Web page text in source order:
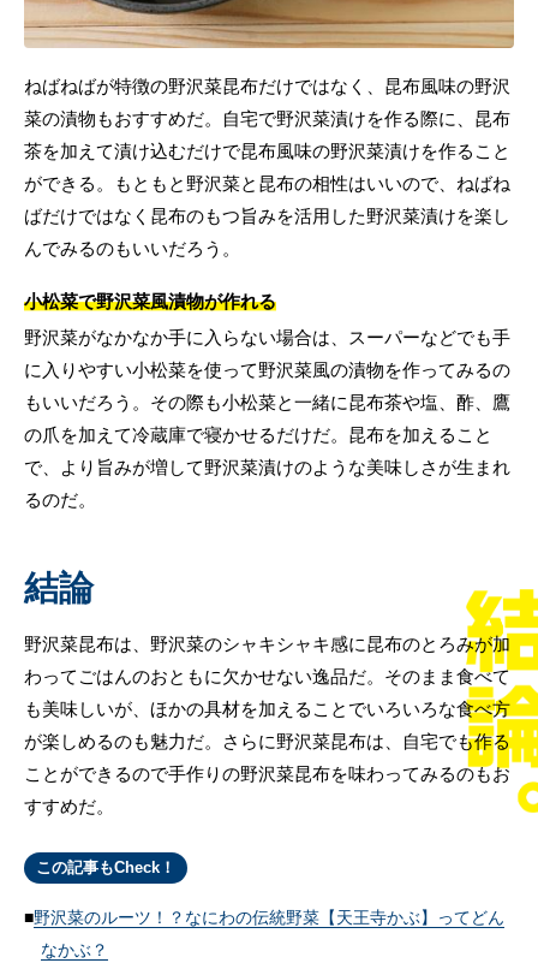
ねばねばが特徴の野沢菜昆布だけではなく、昆布風味の野沢
菜の漬物もおすすめだ。自宅で野沢菜漬けを作る際に、昆布
茶を加えて漬け込むだけで昆布風味の野沢菜漬けを作ること
ができる。もともと野沢菜と昆布の相性はいいので、ねばね
ばだけではなく昆布のもつ旨みを活用した野沢菜漬けを楽し
んでみるのもいいだろう。
小松菜で野沢菜風漬物が作れる
野沢菜がなかなか手に入らない場合は、スーパーなどでも手
に入りやすい小松菜を使って野沢菜風の漬物を作ってみるの
もいいだろう。その際も小松菜と一緒に昆布茶や塩、酢、鷹
の爪を加えて冷蔵庫で寝かせるだけだ。昆布を加えること
で、より旨みが増して野沢菜漬けのような美味しさが生まれ
るのだ。
結論
野沢菜昆布は、野沢菜のシャキシャキ感に昆布のとろみが加
わってごはんのおともに欠かせない逸品だ。そのまま食べて
も美味しいが、ほかの具材を加えることでいろいろな食べ方
が楽しめるのも魅力だ。さらに野沢菜昆布は、自宅でも作る
ことができるので手作りの野沢菜昆布を味わってみるのもお
すすめだ。
この記事もCheck！
野沢菜のルーツ！？なにわの伝統野菜【天王寺かぶ】ってどん
なかぶ？